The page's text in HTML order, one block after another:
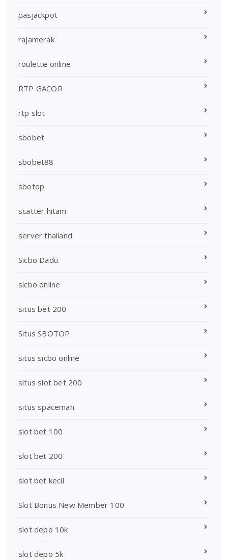
pasjackpot
rajamerak
roulette online
RTP GACOR
rtp slot
sbobet
sbobet88
sbotop
scatter hitam
server thailand
Sicbo Dadu
sicbo online
situs bet 200
Situs SBOTOP
situs sicbo online
situs slot bet 200
situs spaceman
slot bet 100
slot bet 200
slot bet kecil
Slot Bonus New Member 100
slot depo 10k
slot depo 5k